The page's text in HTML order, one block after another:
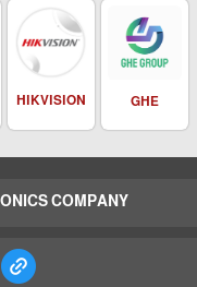
GHE
HIKVISION
COMPANY ©